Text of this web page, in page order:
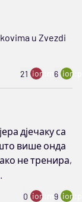
u Zvezdi
21 ion:minus
6
дјечаку са
више онда
не тренира,
0 ion:minus
9